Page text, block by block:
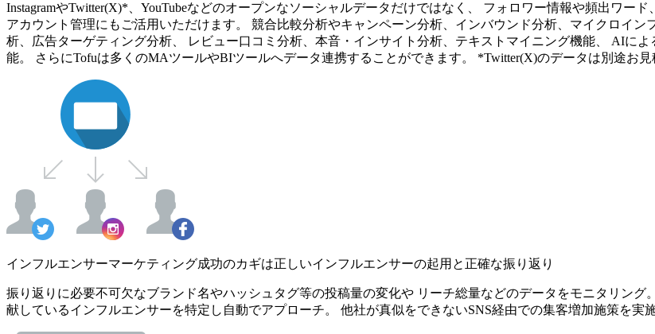
InstagramやTwitter(X)*、YouTubeなどのオープンなソーシャルデータだけではなく、 フォロワー情報や頻出ワー
アカウント管理にもご活用いただけます。 競合比較分析やキャンペーン分析、インバウンド分析、マイクロイ
析、広告ターゲティング分析、 レビュー口コミ分析、本音・インサイト分析、テキストマイニング機能、 AIに
能。 さらにTofuは多くのMAツールやBIツールへデータ連携することができます。 *Twitter(X)のデータは別途お見
インフルエンサーマーケティング成功のカギは正しいインフルエンサーの起用と正確な振り返り
振り返りに必要不可欠なブランド名やハッシュタグ等の投稿量の変化や リーチ総量などのデータをモニタリン
献しているインフルエンサーを特定し自動でアプローチ。 他社が真似をできないSNS経由での集客増加施策を実施